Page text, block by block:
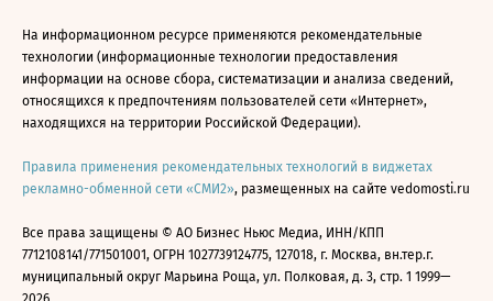
На информационном ресурсе применяются рекомендательные
технологии (информационные технологии предоставления
информации на основе сбора, систематизации и анализа сведений,
относящихся к предпочтениям пользователей сети «Интернет»,
находящихся на территории Российской Федерации).
Правила применения рекомендательных технологий в виджетах
рекламно-обменной сети «СМИ2», размещенных на сайте vedomosti.ru
Все права защищены © АО Бизнес Ньюс Медиа, ИНН/КПП
7712108141/771501001, ОГРН 1027739124775, 127018, г. Москва, вн.тер.г.
муниципальный округ Марьина Роща, ул. Полковая, д. 3, стр. 1 1999—